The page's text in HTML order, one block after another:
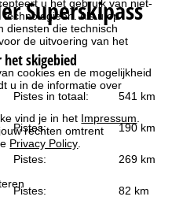
u het gebruik van niet-
Als u op
diensten die technisch
de uitvoering van het
cookies en de mogelijkheid
u in de informatie over
vind je in het Impressum.
rechten omtrent
Privacy Policy.
Superskipass
skigebied
Pistes in totaal: 541 km
Pistes: 190 km
Pistes: 269 km
Pistes: 82 km